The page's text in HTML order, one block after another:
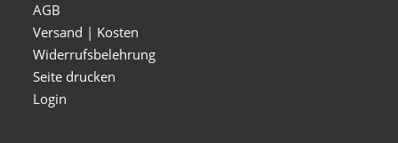
AGB
Versand | Kosten
Widerrufsbelehrung
Seite drucken
Login